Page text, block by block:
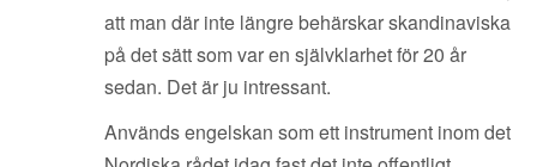
att man där inte längre behärskar skandinaviska
på det sätt som var en självklarhet för 20 år
sedan. Det är ju intressant.
Används engelskan som ett instrument inom det